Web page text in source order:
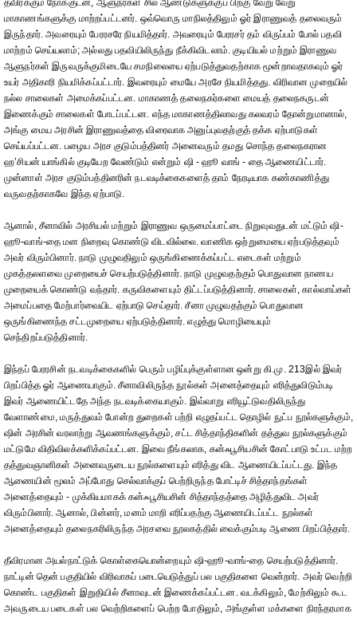
தவிர்க்கும் நோக்குடன், ஆளுநர்கள் சில ஆண்டுகளுக்குப் பிறகு வேறு வேறு
மாகாணங்களுக்கு மாற்றப்பட்டனர். ஒவ்வொரு மாநிலத்திலும் ஓர் இராணுவத் தலைவரும்
இருந்தார். அவரையும் பேரரசரே நியமித்தார். அவரையும் பேரரசர் தம் விருப்பம் போல் பதவி
மாற்றம் செய்யலாம்; அல்லது பதவியிலிருந்து நீக்கிவிடலாம். குடியியல் மற்றும் இராணுவ
ஆளுநர்கள் இருவருக்குமிடையே சமநிலையை ஏற்படுத்துவதற்காக மூன்றாவதாகவும் ஓர்
உயர் அதிகாரி நியமிக்கப்பட்டார். இவரையும் மையே அரசே நியமித்தது. விரிவான முறையில்
நல்ல சாலைகள் அமைக்கப்பட்டன. மாகாணத் தலைநகர்களை மையத் தலைநகருடன்
இணைக்கும் சாலைகள் போடப்பட்டன. எந்த மாகாணத்திலாவது கலவரம் தோன்றுமானால்,
அங்கு மைய அரசின் இராணுவத்தை விரைவாக அனுப்புவதற்குத் தக்க ஏற்பாடுகள்
செய்யப்பட்டன. பழைய அரச குடும்பத்தினர் அனைவரும் தமது சொந்த தலைநகரான
ஹ’சியன் யாங்கில் குடியேற வேண்டும் என்றும் ஷி - ஹூ வாங் - தை ஆணையிட்டார்.
முன்னாள் அரச குடும்பத்தினரின் நடவடிக்கைகளைத் தாம் நேரடியாக கண்காணித்து
வருவதற்காகவே இந்த ஏற்பாடு.
ஆனால், சீனாவில் அரசியல் மற்றும் இராணுவ ஒருமைப்பாட்டை நிறுவுவதுடன் மட்டும் ஷி-
ஹூ-வாங்-தை மன நிறைவு கொண்டு விடவில்லை. வாணிக ஒற்றுமையை ஏற்படுத்தவும்
அவர் விரும்பினார். நாடு முழுவதிலும் ஒருங்கிணைக்கப்பட்ட எடைகள் மற்றும்
முகத்தலளவை முறையைச் செயற்படுத்தினார். நாடு முழுவதற்கும் பொதுவான நாணய
முறையைக் கொண்டு வந்தார். கருவிகளையும் திட்டப்படுத்தினார். சாலைகள், கால்வாய்கள்
அமைப்பதை மேற்பார்வையிட ஏற்பாடு செய்தார். சீனா முழுவதற்கும் பொதுவான
ஒருங்கிணைந்த சட்டமுறையை ஏற்படுத்தினார். எழுத்து மொழியையும்
செந்திறப்படுத்தினார்.
இந்தப் பேரரசின் நடவடிக்கைகளில் பெரும் பழிப்புக்குள்ளான ஒன்று கி.மு. 213இல் இவர்
பிறப்பித்த ஓர் ஆணையாகும். சீனாவிலிருந்த நூல்கள் அனைத்தையும் எரித்துவிடும்படி
இவர் ஆணையிட்டதே அந்த நடவடிக்கையாகும். இவ்வாறு எரியூட்டுவதிலிருந்து
வேளாண்மை, மருத்துவம் போன்ற துறைகள் பற்றி எழுதப்பட்ட தொழில் நுட்ப நூல்களுக்கும்,
ஷின் அரசின் வரலாற்று ஆவணங்களுக்கும், சட்ட சித்தாந்திகளின் தத்துவ நூல்களுக்கும்
மட்டுமே விதிவிலக்களிக்கப்பட்டன. இவை நீங்கலாக, கன்ஃபூசியசின் கோட்பாடு உட்பட மற்ற
தத்துவஞானிகள் அனைவருடைய நூல்களையும் எரித்து விட ஆணையிடப்பட்டது. இந்த
ஆணையின் மூலம் அப்போது செல்வாக்குப் பெற்றிருந்த போட்டிச் சித்தாந்தங்கள்
அனைத்தையும் - முக்கியமாகக் கன்ஃபூசியசின் சித்தாந்தத்தை அழித்துவிட அவர்
விரும்பினார். ஆனால், பின்னர், மனம் மாறி எரிப்பதற்கு ஆணையிடப்பட்ட நூல்கள்
அனைத்தையும் தலைநகரிலிருந்த அரசவை நூலகத்தில் வைக்கும்படி ஆணை பிறப்பித்தார்.
தீவிரமான அயல்நாட்டுக் கொள்கையொன்றையும் ஷி-ஹூ-வாங்-தை செயற்படுத்தினார்.
நாட்டின் தென் பகுதியில் விரிவாகப் படையெடுத்துப் பல பகுதிகளை வென்றார். அவர் வெற்றி
கொண்ட பகுதிகள் இறுதியில் சீனாவுடன் இணைக்கப்பட்டன. வடக்கிலும், மேற்கிலும் கூட
அவருடைய படைகள் பல வெற்றிகளைப் பெற்ற போதிலும், அங்குள்ள மக்களை நிரந்தரமாக